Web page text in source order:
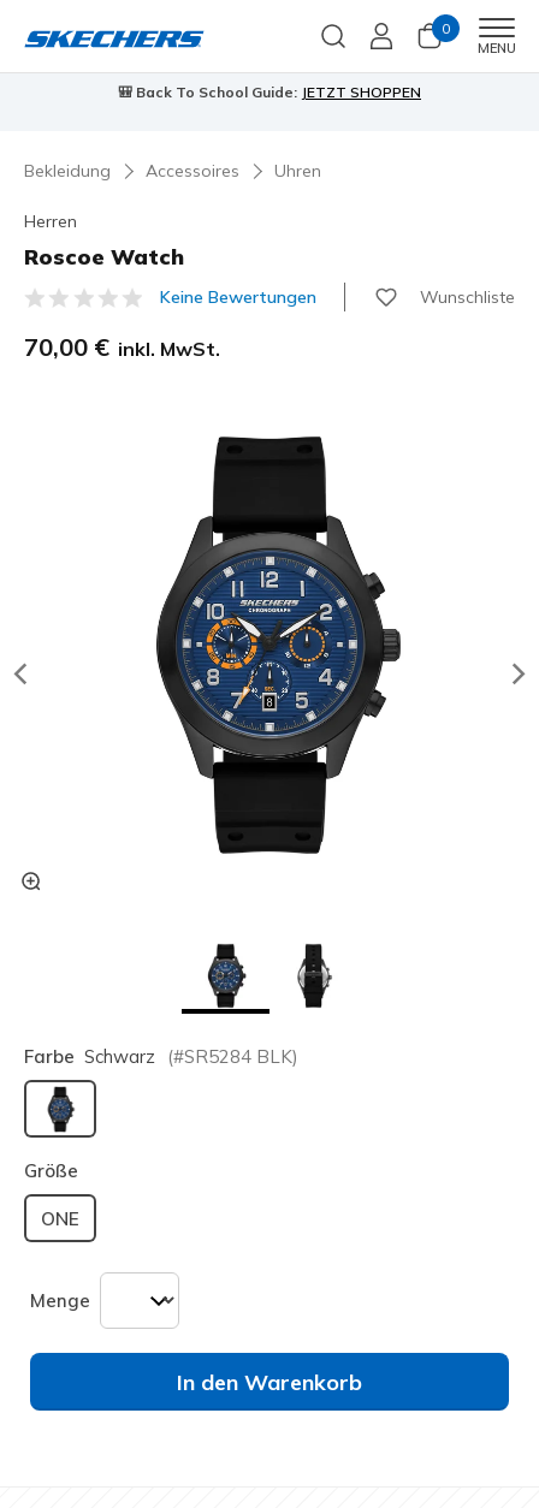
0
MENU
🎒 Back To School Guide: JETZT SHOPPEN
Bekleidung Accessoires Uhren
Herren
Roscoe Watch
5 von 5 Kundenbewertungen
Keine Bewertungen Wunschliste
70,00 € inkl. MwSt.
Farbe Schwarz (#SR5284 BLK)
ausgewählt
Größe
ONE
Menge
In den Warenkorb